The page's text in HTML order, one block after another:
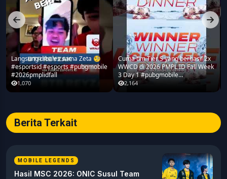
Langsung dibales sama Zeta 🧐
#esportsid #esports #pubgmobile
#2026pmplidfall
1,070
Cuma tim Tier S yang berhasil 2x
WWCD di 2026 PMPL ID Fall Week
3 Day 1 #pubgmobile
#2026pmplidfall
2,164
Berita Terkait
MOBILE LEGENDS
Hasil MSC 2026: ONIC Susul Team